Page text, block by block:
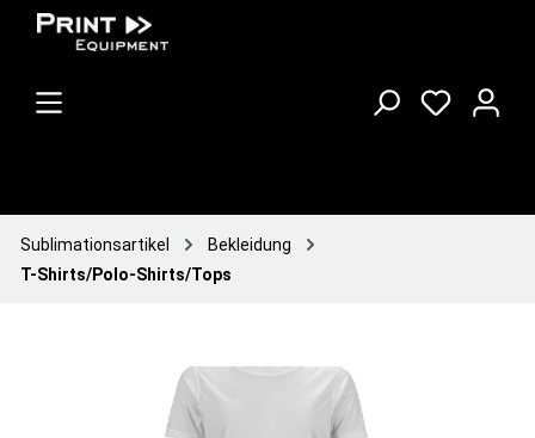
Sublimationsartikel
Bekleidung
T-Shirts/Polo-Shirts/Tops